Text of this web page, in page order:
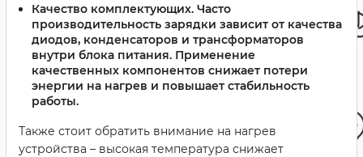
Качество комплектующих. Часто
производительность зарядки зависит от качества
диодов, конденсаторов и трансформаторов
внутри блока питания. Применение
качественных компонентов снижает потери
энергии на нагрев и повышает стабильность
работы.
Также стоит обратить внимание на нагрев
устройства – высокая температура снижает